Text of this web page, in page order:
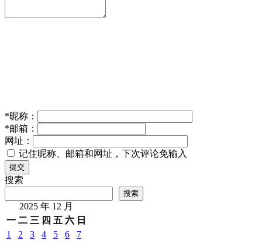
*昵称：
*邮箱：
网址：
记住昵称、邮箱和网址，下次评论免输入
提交
搜索
搜索
2025 年 12 月
一 二 三 四 五 六 日
1
2 3 4 5 6
7